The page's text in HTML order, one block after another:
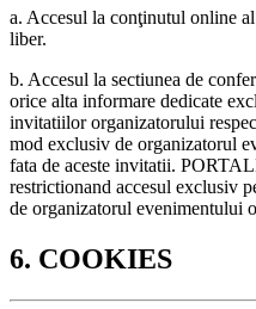
a. Accesul la conţinutul online
liber.
b. Accesul la sectiunea de
orice alta informare dedicate
invitatiilor organizatorului
mod exclusiv de organizatorul
fata de aceste invitatii.
restrictionand accesul exclusiv
de organizatorul evenimentului
6. COOKIES